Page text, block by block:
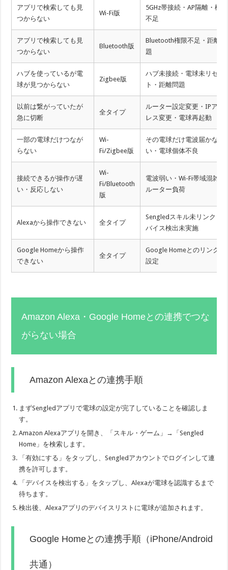
アプリで検索しても見
つからない
Wi-Fi版
5GHz帯接続・AP隔離・権限
不足
アプリで検索しても見
つからない
Bluetooth版
Bluetooth権限不足・距離問
題
ハブを使っているが電
球が見つからない
Zigbee版
ハブ未接続・電球未リセッ
ト・距離問題
以前は繋がっていたが
急に切断
全タイプ
ルーター設定変更・IPアド
レス変更・電球再起動
一部の電球だけつなが
らない
Wi-
Fi/Zigbee版
その電球だけ電波届かな
い・電球個体不良
接続できるが操作が遅
い・反応しない
Wi-
Fi/Bluetooth
版
電波弱い・Wi-Fi帯域混雑・
ルーター負荷
Alexaから操作できない 全タイプ
Sengledスキル未リンク・
バイス検出未実施
Google Homeから操作
できない
全タイプ
Google Homeとのリンク未
設定
Amazon Alexa・Google Homeとの連携でつな
がらない場合
Amazon Alexaとの連携手順
まずSengledアプリで電球の設定が完了していることを確認しま
す。
Amazon Alexaアプリを開き、「スキル・ゲーム」→「Sengled
Home」を検索します。
「有効にする」をタップし、Sengledアカウントでログインして連
携を許可します。
「デバイスを検出する」をタップし、Alexaが電球を認識するまで
待ちます。
検出後、Alexaアプリのデバイスリストに電球が追加されます。
Google Homeとの連携手順（iPhone/Android
共通）